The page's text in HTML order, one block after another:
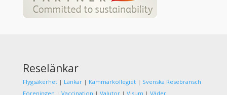
Reselänkar
Flygsäkerhet| Länkar| Kammarkollegiet| Svenska Resebransch
Föreningen | Vaccination | Valutor| Visum | Väder